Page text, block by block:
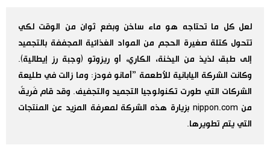
الأقسام
صور
الأكثر تفاعلا
لعل كل ما تحتاجه هو ماء ساخن وبضع ثوان من الوقت لكي
تتحول كتلة صغيرة الحجم من المواد الغذائية المجففة بالتجميد
إلى طبق لذيذ من اليخنة، الكاري، أو ريزوتو (وجبة رز إيطالية).
وكانت الشركة اليابانية للأطعمة ”أمانو فودز: وما زالت في طليعة
الشركات التي طورت تكنولوجيا التجميد والتجفيف. وقد قام فَريقٌ
من nippon.com بزيارة هذه الشركة لمعرفة المزيد عن المنتجات
التي يتم تطويرها.